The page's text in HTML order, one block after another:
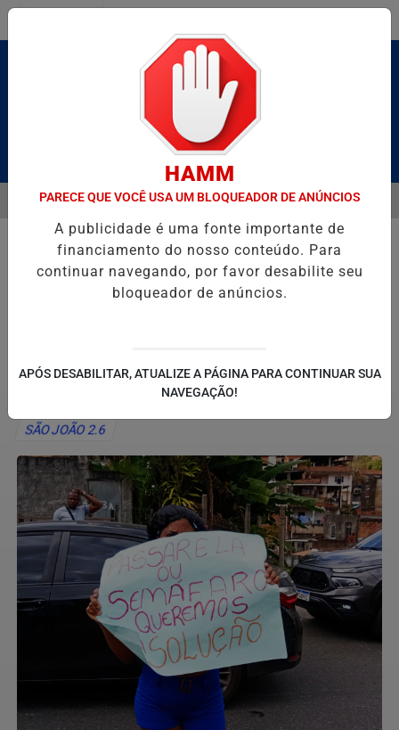
Pesquisar Notícia
E CAIQUE PIMENTA COM O MELHOR DO AXÉ DAS ANTIGAS
EM ALTA
MENU
SÃO JOÃO 2.6
HAMM
PARECE QUE VOCÊ USA UM BLOQUEADOR DE ANÚNCIOS
A publicidade é uma fonte importante de
financiamento do nosso conteúdo. Para
continuar navegando, por favor desabilite seu
bloqueador de anúncios.
APÓS DESABILITAR, ATUALIZE A PÁGINA PARA CONTINUAR SUA
NAVEGAÇÃO!